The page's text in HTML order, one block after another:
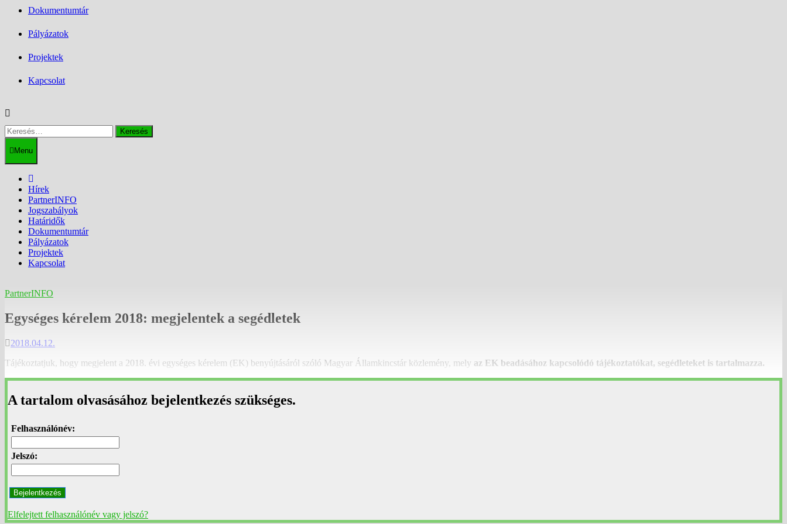
Dokumentumtár
Pályázatok
Projektek
Kapcsolat
Keresés:
Menu
Hírek
PartnerINFO
Jogszabályok
Határidők
Dokumentumtár
Pályázatok
Projektek
Kapcsolat
PartnerINFO
Egységes kérelem 2018: megjelentek a segédletek
2018.04.12.
Tájékoztatjuk, hogy megjelent a 2018. évi egységes kérelem (EK) benyújtásáról szóló Magyar Államkincstár közlemény, mely az EK beadásához kapcsolódó tájékoztatókat, segédleteket is tartalmazza.
A tartalom olvasásához bejelentkezés szükséges.
Felhasználónév:
Jelszó:
Bejelentkezés
Elfelejtett felhasználónév vagy jelszó?